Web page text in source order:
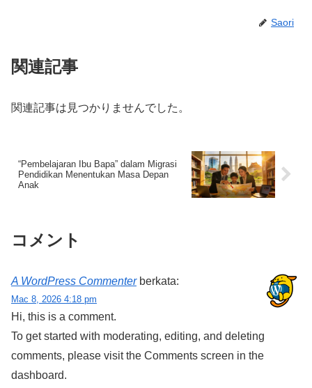
Saori
関連記事
関連記事は見つかりませんでした。
“Pembelajaran Ibu Bapa” dalam Migrasi
Pendidikan Menentukan Masa Depan
Anak
コメント
A WordPress Commenter berkata:
Mac 8, 2026 4:18 pm
Hi, this is a comment.
To get started with moderating, editing, and deleting
comments, please visit the Comments screen in the
dashboard.